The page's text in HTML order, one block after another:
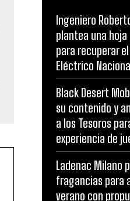
Ingeniero
plantea una
para recuperar
Eléctrico
Black Desert
su contenido y
a los Tesoros
experiencia de
Ladenac Milano
fragancias para
verano con